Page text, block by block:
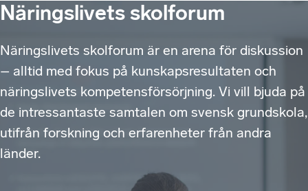
Näringslivets skolforum
Näringslivets skolforum är en arena för diskussion
– alltid med fokus på kunskapsresultaten och
näringslivets kompetensförsörjning. Vi vill bjuda på
de intressantaste samtalen om svensk grundskola,
utifrån forskning och erfarenheter från andra
länder.